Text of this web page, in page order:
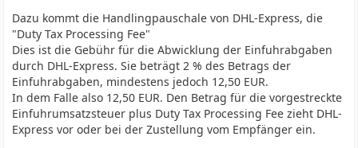
Dazu kommt die Handlingpauschale von DHL-Express, die
"Duty Tax Processing Fee"
Dies ist die Gebühr für die Abwicklung der Einfuhrabgaben
durch DHL-Express. Sie beträgt 2 % des Betrags der
Einfuhrabgaben, mindestens jedoch 12,50 EUR.
In dem Falle also 12,50 EUR. Den Betrag für die vorgestreckte
Einfuhrumsatzsteuer plus Duty Tax Processing Fee zieht DHL-
Express vor oder bei der Zustellung vom Empfänger ein.